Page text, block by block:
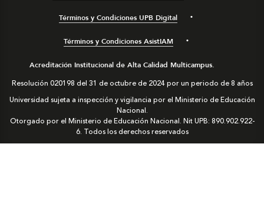
Términos y Condiciones UPB Digital
Términos y Condiciones AsistIAM
Acreditación Institucional de Alta Calidad Multicampus.
Resolución 020198 del 31 de octubre de 2024 por un periodo de 8 años
Universidad sujeta a inspección y vigilancia por el Ministerio de Educación
Nacional.
Otorgado por el Ministerio de Educación Nacional. Nit UPB: 890.902.922-
6. Todos los derechos reservados